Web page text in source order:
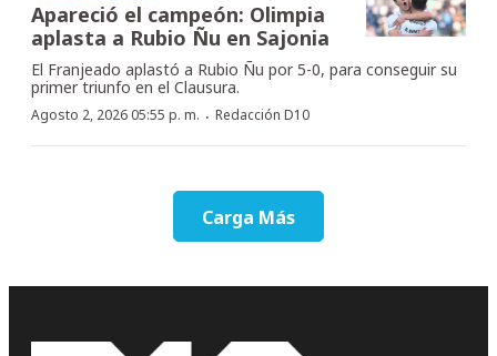
Apareció el campeón: Olimpia
aplasta a Rubio Ñu en Sajonia
El Franjeado aplastó a Rubio Ñu por 5-0, para conseguir su
primer triunfo en el Clausura.
Agosto 2, 2026 05:55 p. m. · Redacción D10
Carga Más